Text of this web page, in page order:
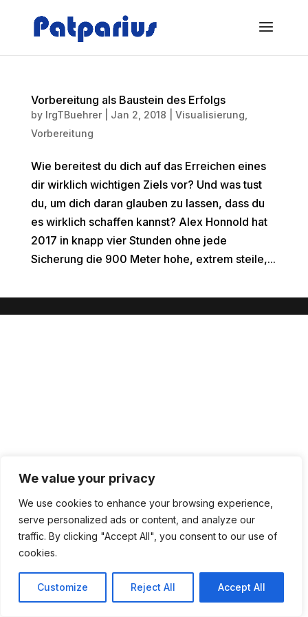
We value your privacy
We use cookies to enhance your browsing experience,
serve personalized ads or content, and analyze our
traffic. By clicking "Accept All", you consent to our use of
cookies.
Customize Reject All Accept All
Vorbereitung als Baustein des Erfolgs
by IrgTBuehrer| Jan 2, 2018 Visualisierung
Vorbereitung
Wie bereitest du dich auf das Erreichen eines
dir wirklich wichtigen Ziels vor? Und was tust
du, um dich daran glauben zu lassen, dass du
es wirklich schaffen kannst? Alex Honnold hat
2017 in knapp vier Stunden ohne jede
Sicherung die 900 Meter hohe, extrem steile,...